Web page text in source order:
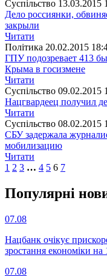
Суспiльство 13.03.2015
Дело россиянки,
закрыли
Читати
Полiтика 20.02.2015
ГПУ подозревает 413
Крыма в госизмене
Читати
Суспiльство 09.02.2015
Нацгвардеец получил
Читати
Суспiльство 08.02.2015
СБУ задержала
мобилизацию
Читати
1 2 3 … 4 5 6 7
Популярнi
07.08
Нацбанк очікує
зростання економіки на
07.08